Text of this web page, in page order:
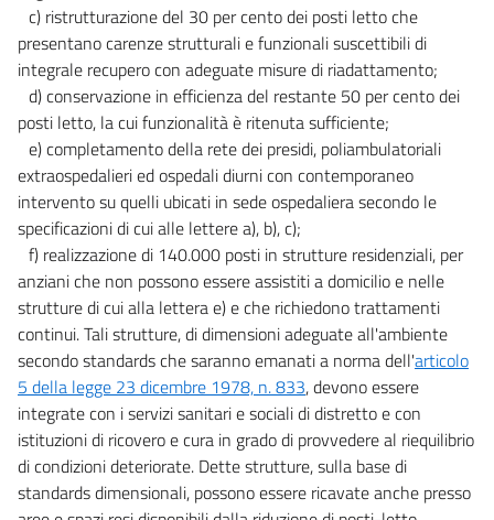
28
29
30
31
Allegati
Tabella A
Tabella A
Tabella B
Tabella B
Tabella C
Tabella C
Tabella D
Tabella D
c) ristrutturazione del 30 per cento dei posti letto che
presentano carenze strutturali e funzionali suscettibili di
integrale recupero con adeguate misure di riadattamento;
d) conservazione in efficienza del restante 50 per cento dei
posti letto, la cui funzionalità è ritenuta sufficiente;
e) completamento della rete dei presidi, poliambulatoriali
extraospedalieri ed ospedali diurni con contemporaneo
intervento su quelli ubicati in sede ospedaliera secondo le
specificazioni di cui alle lettere a), b), c);
f) realizzazione di 140.000 posti in strutture residenziali, per
anziani che non possono essere assistiti a domicilio e nelle
strutture di cui alla lettera e) e che richiedono trattamenti
continui. Tali strutture, di dimensioni adeguate all'ambiente
secondo standards che saranno emanati a norma dell'articolo
5 della legge 23 dicembre 1978, n. 833, devono essere
integrate con i servizi sanitari e sociali di distretto e con
istituzioni di ricovero e cura in grado di provvedere al riequilibrio
di condizioni deteriorate. Dette strutture, sulla base di
standards dimensionali, possono essere ricavate anche presso